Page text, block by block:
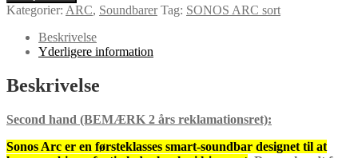
sort
(Second
hand)
antal
Kategorier: ARC, Soundbarer Tag: SONOS ARC sort
Beskrivelse
Yderligere information
Beskrivelse
Second hand (BEMÆRK 2 års reklamationsret):
Sonos Arc er en førsteklasses smart-soundbar designet til at